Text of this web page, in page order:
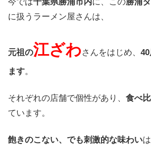
に扱う ラーメン屋さんは、
元祖の江ざわさんをはじめ、
ます。
それぞれの店舗で個性があり 、 食べ
ています。
飽きのこない、 でも刺激的な味わいは